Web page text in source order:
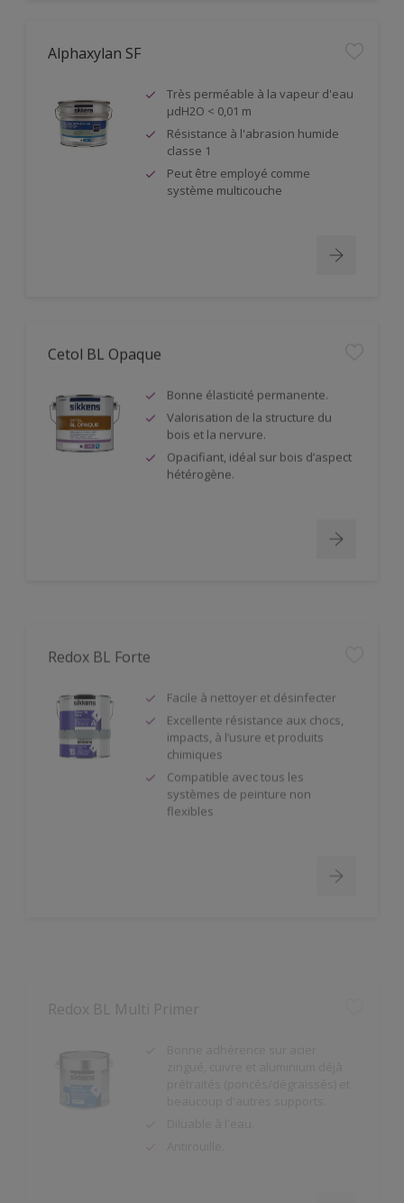
Alphaxylan SF
Très perméable à la vapeur d'eau
µdH2O < 0,01 m
Résistance à l'abrasion humide
classe 1
Peut être employé comme
système multicouche
Cetol BL Opaque
Bonne élasticité permanente.
Valorisation de la structure du
bois et la nervure.
Opacifiant, idéal sur bois d’aspect
hétérogène.
Excellente résistance aux chocs,
impacts, à l’usure et produits
chimiques
Compatible avec tous les
systèmes de peinture non
flexibles
zingué, cuivre et aluminium déjà